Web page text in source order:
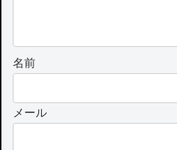
名前
メール